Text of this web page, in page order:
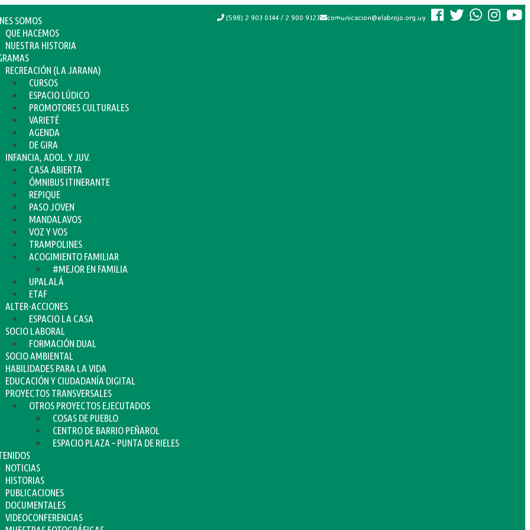
(598) 2 903 0144 / 2 900 9123 comunicacion@elabrojo.org.uy
SOMOS
QUE HACEMOS
NUESTRA HISTORIA
RECREACIÓN (LA JARANA)
CURSOS
ESPACIO LÚDICO
PROMOTORES CULTURALES
VARIETÉ
AGENDA
DE GIRA
INFANCIA, ADOL. Y JUV.
CASA ABIERTA
ÓMNIBUS ITINERANTE
REPIQUE
PASO JOVEN
MANDALAVOS
VOZ Y VOS
TRAMPOLINES
ACOGIMIENTO FAMILIAR
#MEJOR EN FAMILIA
UPALALÁ
ETAF
ALTER-ACCIONES
ESPACIO LA CASA
SOCIO LABORAL
FORMACIÓN DUAL
SOCIO AMBIENTAL
HABILIDADES PARA LA VIDA
EDUCACIÓN Y CIUDADANÍA DIGITAL
PROYECTOS TRANSVERSALES
OTROS PROYECTOS EJECUTADOS
COSAS DE PUEBLO
CENTRO DE BARRIO PEÑAROL
ESPACIO PLAZA – PUNTA DE RIELES
NOTICIAS
HISTORIAS
PUBLICACIONES
DOCUMENTALES
VIDEOCONFERENCIAS